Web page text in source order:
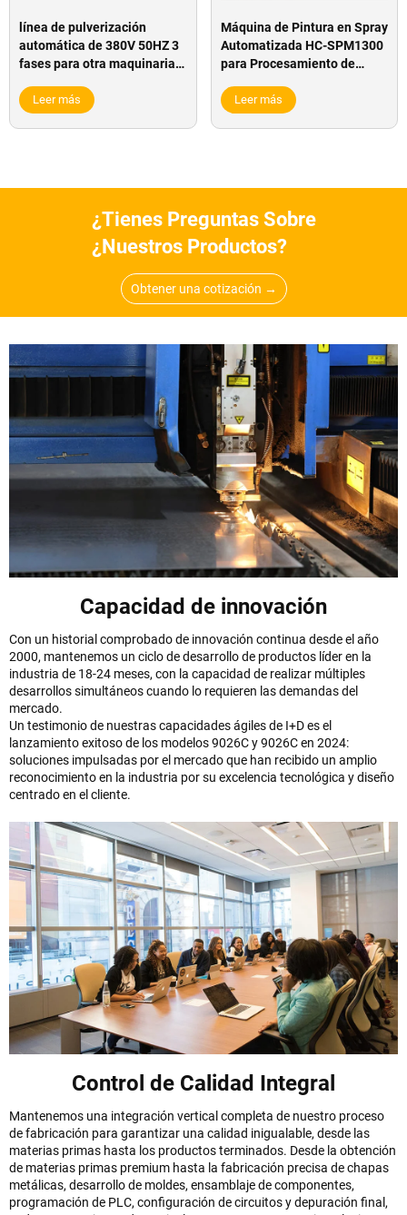
línea de pulverización
automática de 380V 50HZ 3
fases para otra maquinaria
Leer más
Máquina de Pintura en Spray
Automatizada HC-SPM1300
para Procesamiento de
Fábrica de Muebles
Leer más
¿Tienes Preguntas Sobre
¿nuestros Productos?
Obtener una cotización →
Capacidad de innovación
Con un historial comprobado de innovación continua desde el año
2000, mantenemos un ciclo de desarrollo de productos líder en la
industria de 18-24 meses, con la capacidad de realizar múltiples
desarrollos simultáneos cuando lo requieren las demandas del
mercado.
Un testimonio de nuestras capacidades ágiles de I+D es el
lanzamiento exitoso de los modelos 9026C y 9026C en 2024:
soluciones impulsadas por el mercado que han recibido un amplio
reconocimiento en la industria por su excelencia tecnológica y diseño
centrado en el cliente.
Control de Calidad Integral
Mantenemos una integración vertical completa de nuestro proceso
de fabricación para garantizar una calidad inigualable, desde las
materias primas hasta los productos terminados. Desde la obtención
de materias primas premium hasta la fabricación precisa de chapas
metálicas, desarrollo de moldes, ensamblaje de componentes,
programación de PLC, configuración de circuitos y depuración final,